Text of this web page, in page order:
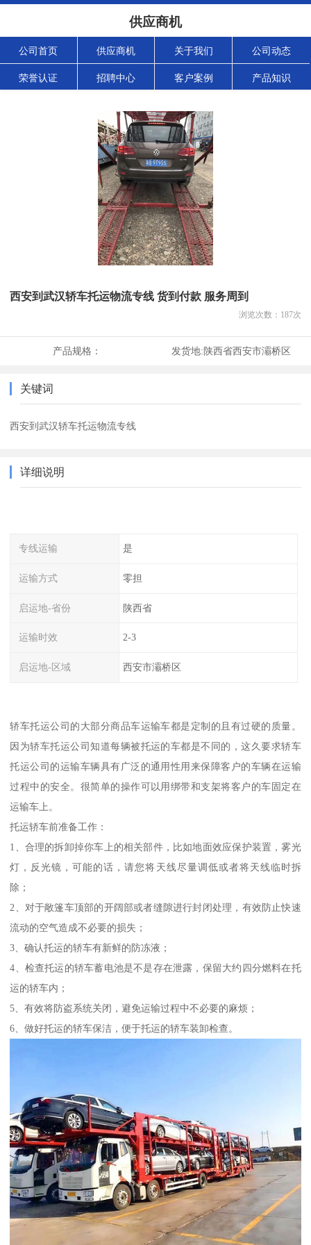
供应商机
公司首页 供应商机 关于我们 公司动态
荣誉认证 招聘中心 客户案例 产品知识
西安到武汉轿车托运物流专线 货到付款 服务周到
浏览次数： 187次
产品规格： 发货地:陕西省西安市灞桥区
关键词
西安到武汉轿车托运物流专线
详细说明
专线运输 是
运输方式 零担
启运地-省份 陕西省
运输时效 2-3
启运地-区域 西安市灞桥区
轿车托运公司的大部分商品车运输车都是定制的且有过硬的质量。
因为轿车托运公司知道每辆被托运的车都是不同的，这久要求轿车
托运公司的运输车辆具有广泛的通用性用来保障客户的车辆在运输
过程中的安全。很简单的操作可以用绑带和支架将客户的车固定在
运输车上。
托运轿车前准备工作：
1、合理的拆卸掉你车上的相关部件，比如地面效应保护装置，雾光
灯，反光镜，可能的话，请您将天线尽量调低或者将天线临时拆
除；
2、对于敞篷车顶部的开阔部或者缝隙进行封闭处理，有效防止快速
流动的空气造成不必要的损失；
3、确认托运的轿车有新鲜的防冻液；
4、检查托运的轿车蓄电池是不是存在泄露，保留大约四分燃料在托
运的轿车内；
5、有效将防盗系统关闭，避免运输过程中不必要的麻烦；
6、做好托运的轿车保洁，便于托运的轿车装卸检查。